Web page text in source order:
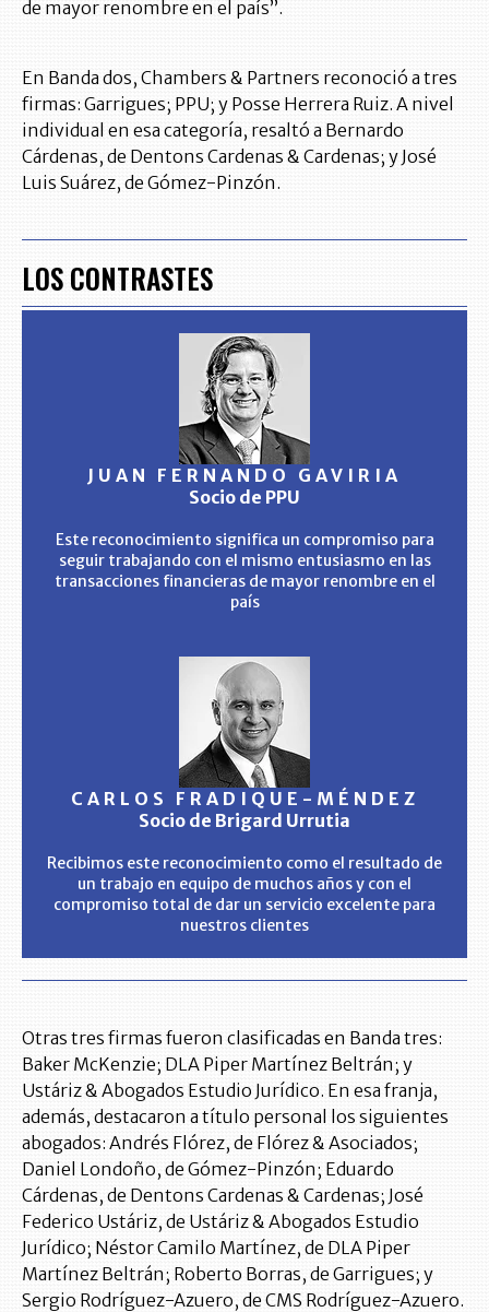
de mayor renombre en el país”.
En Banda dos, Chambers & Partners reconoció a tres
firmas: Garrigues; PPU; y Posse Herrera Ruiz. A nivel
individual en esa categoría, resaltó a Bernardo
Cárdenas, de Dentons Cardenas & Cardenas; y José
Luis Suárez, de Gómez-Pinzón.
LOS CONTRASTES
JUAN FERNANDO GAVIRIA
Socio de PPU
Este reconocimiento significa un compromiso para
seguir trabajando con el mismo entusiasmo en las
transacciones financieras de mayor renombre en el
país
CARLOS FRADIQUE-MÉNDEZ
Socio de Brigard Urrutia
Recibimos este reconocimiento como el resultado de
un trabajo en equipo de muchos años y con el
compromiso total de dar un servicio excelente para
nuestros clientes
Otras tres firmas fueron clasificadas en Banda tres:
Baker McKenzie; DLA Piper Martínez Beltrán; y
Ustáriz & Abogados Estudio Jurídico. En esa franja,
además, destacaron a título personal los siguientes
abogados: Andrés Flórez, de Flórez & Asociados;
Daniel Londoño, de Gómez-Pinzón; Eduardo
Cárdenas, de Dentons Cardenas & Cardenas; José
Federico Ustáriz, de Ustáriz & Abogados Estudio
Jurídico; Néstor Camilo Martínez, de DLA Piper
Martínez Beltrán; Roberto Borras, de Garrigues; y
Sergio Rodríguez-Azuero, de CMS Rodríguez-Azuero.